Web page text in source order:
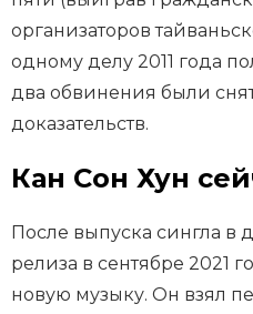
организаторов
одному делу 2011 года
два обвинения были
доказательств.
Кан Сон Хун
После выпуска сингла в
релиза в сентябре 2021
новую музыку. Он взял